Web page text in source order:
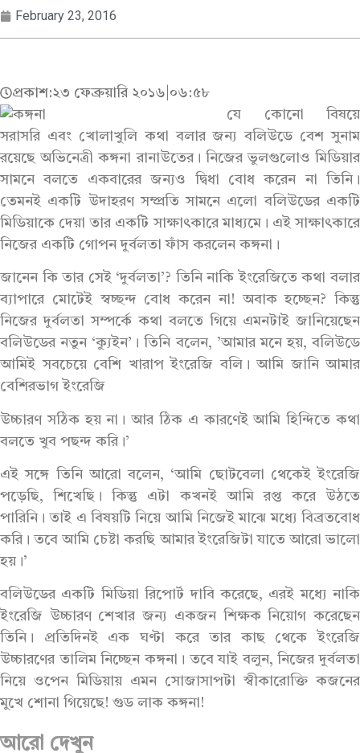
February 23, 2016
প্রকাশ:২৩ ফেব্রুয়ারি ২০১৬ ০৬:৫৮
যে কোনো বিষয়ে
সরাসরি এবং খোলাখুলি কথা বলার জন্য বলিউডে বেশ সুনাম
রয়েছে অভিনেত্রী কঙ্গনা রানাউতের। নিজের ভুলগুলোও মিডিয়ার
সামনে বলতে একবারের জন্যও দ্বিধা বোধ করেন না তিনি।
তেমনই একটি উদাহরণ সম্প্রতি সামনে এলো বলিউডের একটি
মিডিয়াকে দেয়া তার একটি সাক্ষাৎকারে মাধ্যমে। এই সাক্ষাৎকারে
নিজের একটি গোপন দুর্বলতা ফাঁস করলেন কঙ্গনা।
জানেন কি তার সেই ‘দুর্বলতা’? তিনি নাকি ইংরেজিতে কথা বলার
ব্যাপারে মোটেই স্বচ্ছন্দ বোধ করেন না! অবাক হচ্ছেন? কিন্তু
নিজের দুর্বলতা সম্পর্কে কথা বলতে গিয়ে এমনটাই জানিয়েছেন
বলিউডের নতুন ‘ক্যুইন’। তিনি বলেন, ‌’আমার মনে হয়, বলিউডে
আমিই সবচেয়ে বেশি খারাপ ইংরেজি বলি। আমি জানি আমার
বেশিরভাগ ইংরেজি
উচ্চারণ সঠিক হয় না। আর ঠিক এ কারণেই আমি হিন্দিতে কথা
বলতে খুব পছন্দ করি।’
এই সঙ্গে তিনি আরো বলেন, ‘আমি ছোটবেলা থেকেই ইংরেজি
পড়েছি, শিখেছি। কিন্তু এটা কখনই আমি রপ্ত করে উঠতে
পারিনি। তাই এ বিষয়টি নিয়ে আমি নিজেই মাঝে মধ্যে বিব্রতবোধ
করি। তবে আমি চেষ্টা করছি আমার ইংরেজিটা যাতে আরো ভালো
হয়।’
বলিউডের একটি মিডিয়া রিপোর্ট দাবি করেছে, এরই মধ্যে নাকি
ইংরেজি উচ্চারণ শেখার জন্য একজন শিক্ষক নিয়োগ করেছেন
তিনি। প্রতিদিনই এক ঘণ্টা করে তার কাছ থেকে ইংরেজি
উচ্চারণের তালিম নিচ্ছেন কঙ্গনা। তবে যাই বলুন, নিজের দুর্বলতা
নিয়ে ওপেন মিডিয়ায় এমন সোজাসাপটা স্বীকারোক্তি কজনের
মুখে শোনা গিয়েছে! গুড লাক কঙ্গনা!
আরো দেখুন